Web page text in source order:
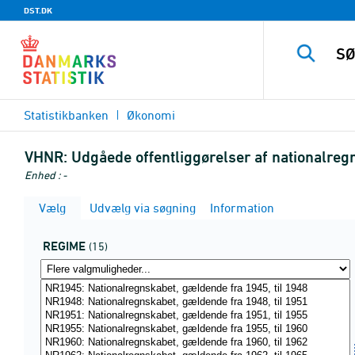
DST.DK
Statistikbanken Økonomi
VHNR: Udgåede offentliggørelser af
Enhed : -
Vælg Udvælg via søgning Information
REGIME (15)